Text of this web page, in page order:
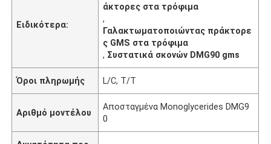
Ειδικότερα:
άκτορες στα τρόφιμα
,
Γαλακτωματοποιώντας πράκτορε
ς GMS στα τρόφιμα
, Συστατικά σκονών DMG90 gms
Όροι πληρωμής L/C, T/T
Αριθμό μοντέλου
Αποσταγμένα Monoglycerides DMG9
0